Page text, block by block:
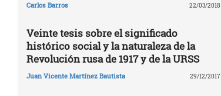
Carlos Barros 22/03/2018
Veinte tesis sobre el significado
histórico social y la naturaleza de la
Revolución rusa de 1917 y de la URSS
Juan Vicente Martínez Bautista 29/12/2017